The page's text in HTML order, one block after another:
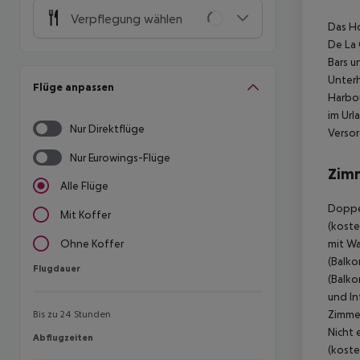
Verpflegung wählen
Flüge anpassen
Nur Direktflüge
Nur Eurowings-Flüge
Alle Flüge
Mit Koffer
Ohne Koffer
Flugdauer
Flugdauer
Bis zu 24 Stunden
Abflugzeiten
Abflugzeiten
Das
De La
Bars
im
mit
und
Nicht